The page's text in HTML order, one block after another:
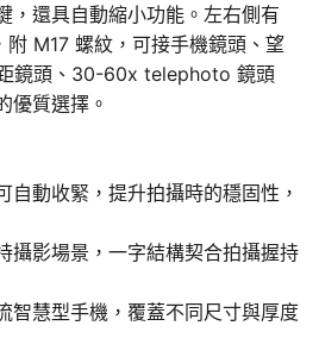
，還具自動縮小功能。左右側有
M17 螺紋，可接手機鏡頭、望
鏡頭、30-60x telephoto 鏡頭
優質選擇。
自動收緊，提升拍攝時的穩固性，
攝影場景，一字結構契合拍攝握持
智慧型手機，覆蓋不同尺寸與厚度